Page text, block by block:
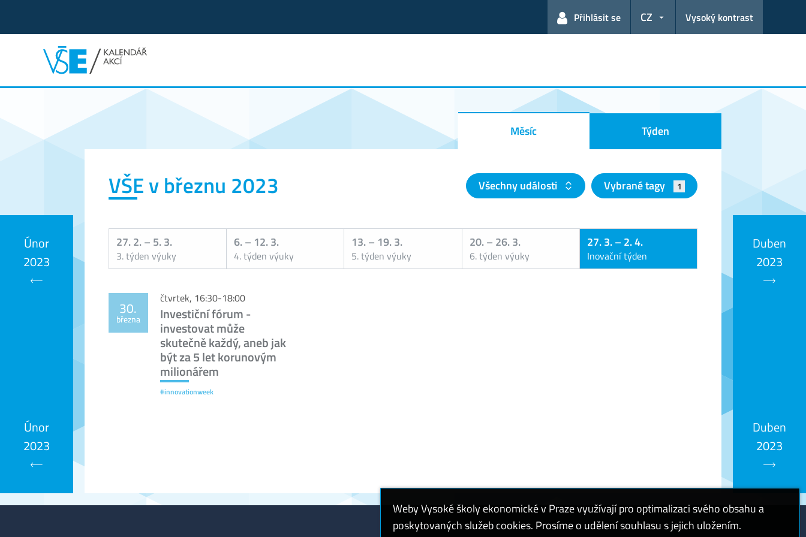
Přihlásit se CZ Vysoký kontrast
Kalendář akcí
Měsíc Týden
VŠE v březnu 2023 Všechny události Vybrané tagy 1
27. 2.– 5. 3.
3. týden výuky
6.– 12. 3.
4. týden výuky
13.– 19. 3.
5. týden výuky
20.– 26. 3.
6. týden výuky
27. 3.–2. 4.
Inovační týden
Kalendář
30.
března
čtvrtek, 16:30-18:00
Investiční fórum -
investovat může
skutečně každý, aneb jak
být za 5 let korunovým
milionářem
#innovationweek
Únor
2023
Únor
2023
Duben
2023
Duben
2023
Weby Vysoké školy ekonomické v Praze využívají pro optimalizaci svého obsahu a
poskytovaných služeb cookies. Prosíme o udělení souhlasu s jejich uložením.